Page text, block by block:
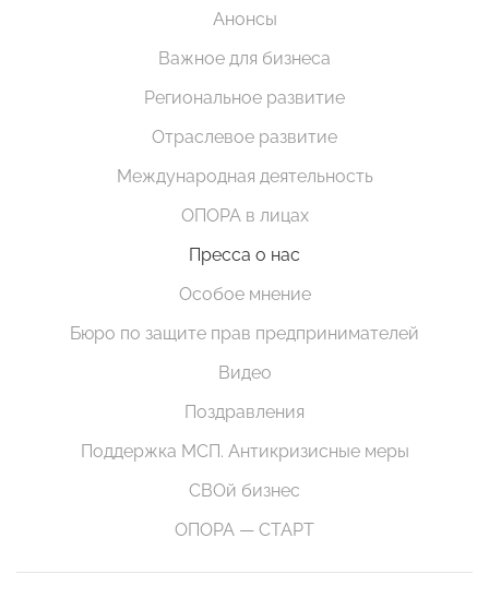
Анонсы
Важное для бизнеса
Региональное развитие
Отраслевое развитие
Международная деятельность
ОПОРА в лицах
Пресса о нас
Особое мнение
Бюро по защите прав предпринимателей
Видео
Поздравления
Поддержка МСП. Антикризисные меры
СВОй бизнес
ОПОРА — СТАРТ